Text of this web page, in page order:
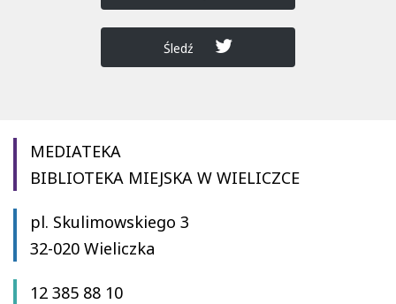
Śledź
MEDIATEKA
BIBLIOTEKA MIEJSKA W WIELICZCE
pl. Skulimowskiego 3
32-020 Wieliczka
12 385 88 10